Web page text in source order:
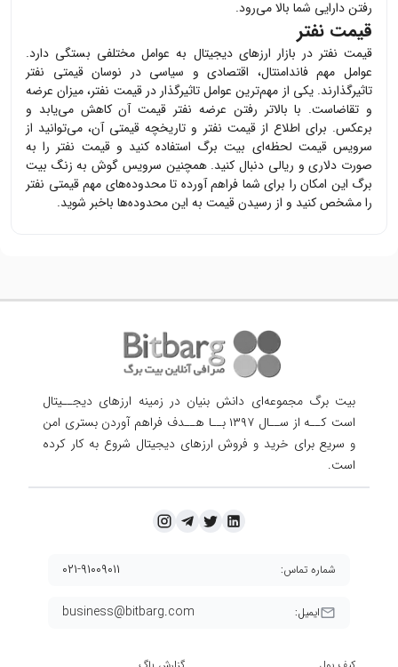
رفتن دارایی شما بالا می‌رود.
قیمت نفتر
قیمت نفتر در بازار ارزهای دیجیتال به عوامل مختلفی بستگی دارد.
عوامل مهم فاندامنتال، اقتصادی و سیاسی در نوسان قیمتی نفتر
تاثیرگذارند. یکی از مهم‌ترین عوامل تاثیرگذار در قیمت نفتر، میزان عرضه
و تقاضاست. با بالاتر رفتن عرضه نفتر قیمت آن کاهش می‌یابد و
برعکس. برای اطلاع از قیمت نفتر و تاریخچه قیمتی آن، می‌توانید از
سرویس قیمت لحظه‌ای بیت برگ استفاده کنید و قیمت نفتر را به
صورت دلاری و ریالی دنبال کنید. همچنین سرویس گوش به زنگ بیت
برگ این امکان را برای شما فراهم آورده تا محدوده‌های مهم قیمتی نفتر
را مشخص کنید و از رسیدن قیمت به این محدوده‌ها باخبر شوید.
بیت برگ مجموعه‌ای دانش بنیان در زمینه ارزهای دیجــیتال
است کــه از ســال ۱۳۹۷ بــا هــدف فراهم آوردن
بستری امن
و سریع برای خرید و فروش ارزهای دیجیتال شروع به کار کرده
است.
ایمیل: business@bitbarg.com
شماره تماس: ۰۲۱-۹۱۰۰۹۰۱۱